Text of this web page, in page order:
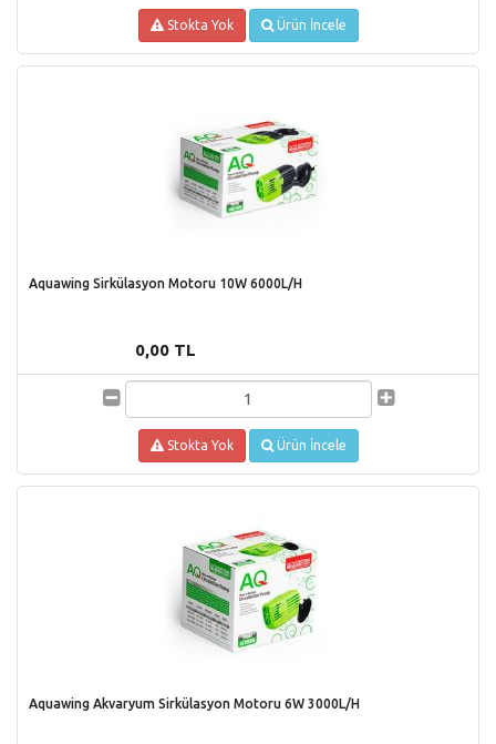
Stokta Yok Ürün İncele
Aquawing Sirkülasyon Motoru 10W 6000L/H
0,00 TL
Stokta Yok Ürün İncele
Aquawing Akvaryum Sirkülasyon Motoru 6W 3000L/H